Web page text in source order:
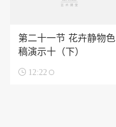
第二十一节 花卉静物色
稿演示十（下）
 12:22